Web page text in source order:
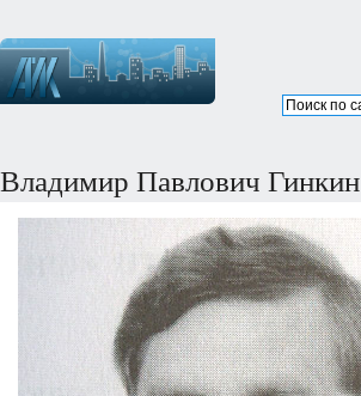
Владимир Павлович Гинкин